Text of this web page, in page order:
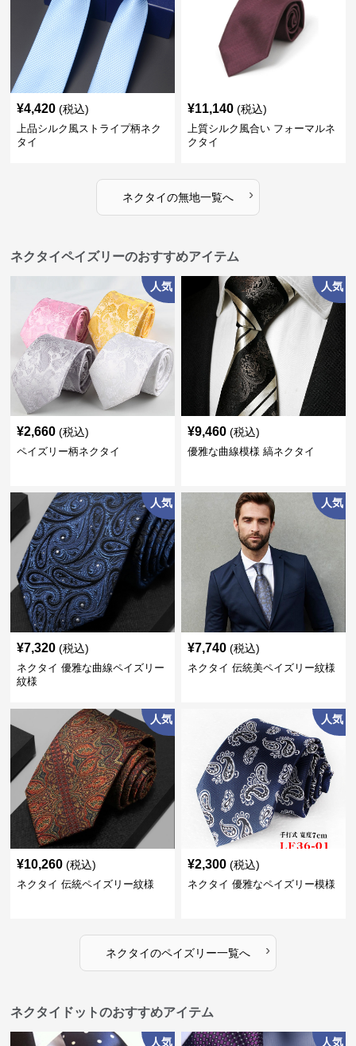
¥4,420 (税込)
上品シルク風ストライプ柄ネク
タイ
¥11,140 (税込)
上質シルク風合い フォーマルネ
クタイ
ネクタイの無地一覧へ ›
ネクタイペイズリーのおすすめアイテム
人気
¥2,660 (税込)
ペイズリー柄ネクタイ
人気
¥9,460 (税込)
優雅な曲線模様 縞ネクタイ
人気
¥7,320 (税込)
ネクタイ 優雅な曲線ペイズリー
紋様
人気
¥7,740 (税込)
ネクタイ 伝統美ペイズリー紋様
人気
¥10,260 (税込)
ネクタイ 伝統ペイズリー紋様
人気
¥2,300 (税込)
ネクタイ 優雅なペイズリー模様
ネクタイのペイズリー一覧へ ›
ネクタイドットのおすすめアイテム
人気 人気